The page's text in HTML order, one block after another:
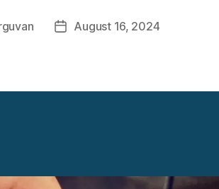
Veröffentlichungsdatum
August 16, 2024